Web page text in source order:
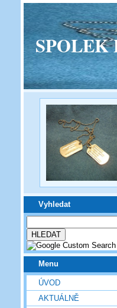
SPOLEK
Vyhledat
Menu
ÚVOD
AKTUÁLNĚ